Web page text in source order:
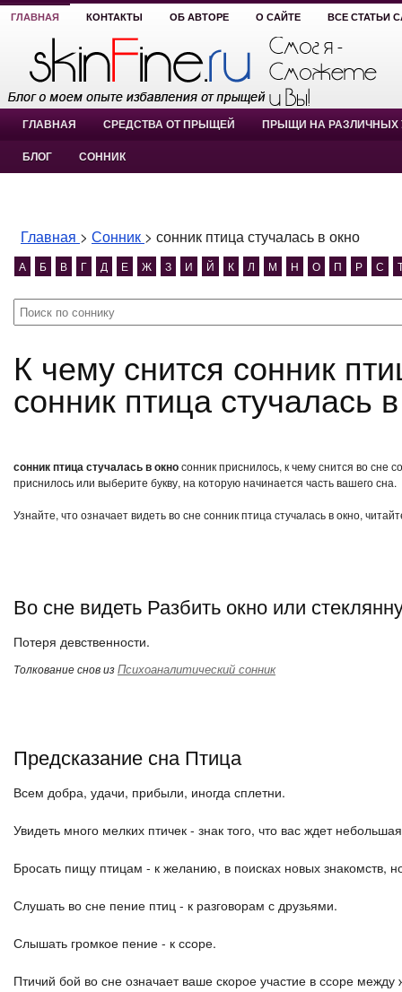
ГЛАВНАЯ КОНТАКТЫ ОБ АВТОРЕ О САЙТЕ ВСЕ СТАТЬИ
ГЛАВНАЯ СРЕДСТВА ОТ ПРЫЩЕЙ ПРЫЩИ НА РАЗЛИЧНЫХ
БЛОГ СОННИК
Главная > Сонник > сонник птица стучалась в окно
А Б В Г Д Е Ж З И Й К Л М Н О П Р С
К чему снится сонник птица стучалась в окно?
сонник птица стучалась
сонник птица стучалась в окносонник приснилось, к чему снится во сне
приснилось или выберите букву, на которую начинается часть вашего сна.
Узнайте, что означает видеть во сне сонник птица стучалась в окно,
Во сне видеть Разбить окно или
Потеря девственности.
Толкование снов изПсихоаналитический сонник
Предсказание сна Птица
Всем добра, удачи, прибыли, иногда сплетни.
Увидеть много мелких птичек - знак того, что вас ждет
Бросать пищу птицам - к желанию, в поисках новых знакомств,
Слушать во сне пение птиц - к разговорам с друзьями.
Слышать громкое пение - к ссоре.
Птичий бой во сне означает ваше скорое участие в ссоре